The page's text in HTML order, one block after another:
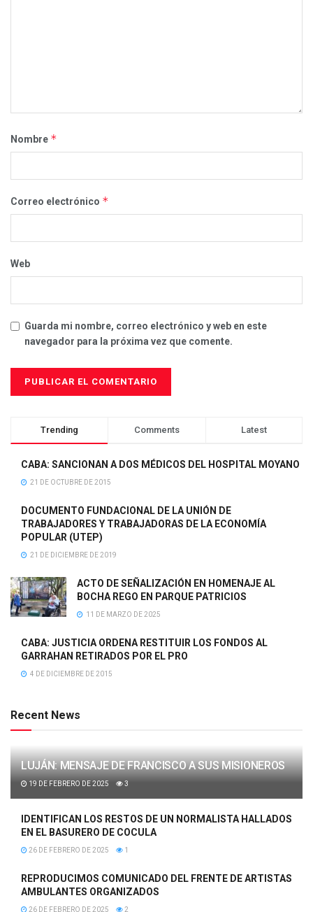
Nombre *
Correo electrónico *
Web
Guarda mi nombre, correo electrónico y web en este
navegador para la próxima vez que comente.
Trending Comments Latest
CABA: SANCIONAN A DOS MÉDICOS DEL HOSPITAL MOYANO
21 DE OCTUBRE DE 2015
DOCUMENTO FUNDACIONAL DE LA UNIÓN DE
TRABAJADORES Y TRABAJADORAS DE LA ECONOMÍA
POPULAR (UTEP)
21 DE DICIEMBRE DE 2019
ACTO DE SEÑALIZACIÓN EN HOMENAJE AL
BOCHA REGO EN PARQUE PATRICIOS
11 DE MARZO DE 2025
CABA: JUSTICIA ORDENA RESTITUIR LOS FONDOS AL
GARRAHAN RETIRADOS POR EL PRO
4 DE DICIEMBRE DE 2015
Recent News
LUJÁN: MENSAJE DE FRANCISCO A SUS MISIONEROS
19 DE FEBRERO DE 2025 3
IDENTIFICAN LOS RESTOS DE UN NORMALISTA HALLADOS
EN EL BASURERO DE COCULA
26 DE FEBRERO DE 2025 1
REPRODUCIMOS COMUNICADO DEL FRENTE DE ARTISTAS
AMBULANTES ORGANIZADOS
26 DE FEBRERO DE 2025 2